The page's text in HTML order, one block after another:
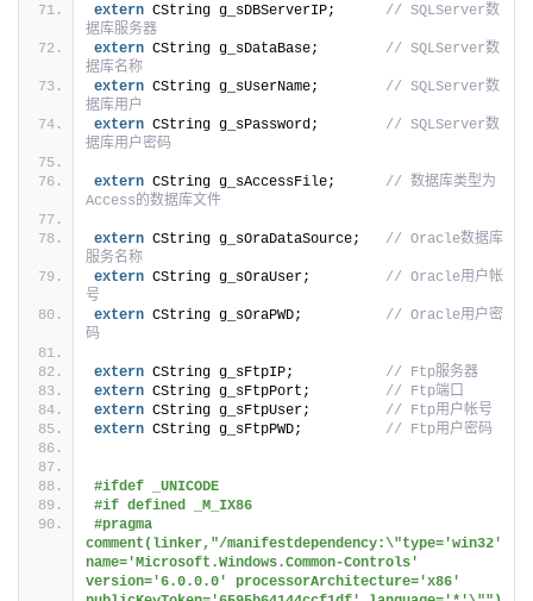
extern CString g_sDBServerIP; // SQLServer数
据库服务器
extern CString g_sDataBase; // SQLServer数
据库名称
extern CString g_sUserName; // SQLServer数
据库用户
extern CString g_sPassword; // SQLServer数
据库用户密码
extern CString g_sAccessFile; // 数据库类型为
Access的数据库文件
extern CString g_sOraDataSource; // Oracle数据库
服务名称
extern CString g_sOraUser; // Oracle用户帐
号
extern CString g_sOraPWD; // Oracle用户密
码
extern CString g_sFtpIP; // Ftp服务器
extern CString g_sFtpPort; // Ftp端口
extern CString g_sFtpUser; // Ftp用户帐号
extern CString g_sFtpPWD; // Ftp用户密码
#ifdef _UNICODE
#if defined _M_IX86
#pragma
comment(linker,"/manifestdependency:\"type='win32'
name='Microsoft.Windows.Common-Controls'
version='6.0.0.0' processorArchitecture='x86'